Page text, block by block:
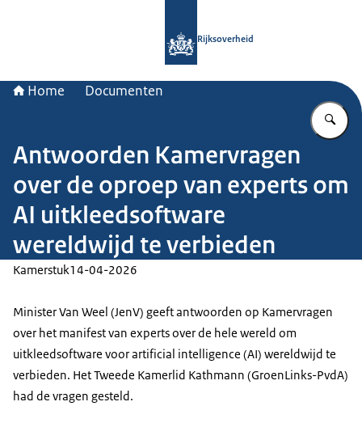
Rijksoverheid
Home Documenten
Antwoorden Kamervragen
over de oproep van experts om
AI uitkleedsoftware
wereldwijd te verbieden
Kamerstuk14-04-2026
Minister Van Weel (JenV) geeft antwoorden op Kamervragen
over het manifest van experts over de hele wereld om
uitkleedsoftware voor artificial intelligence (AI) wereldwijd te
verbieden. Het Tweede Kamerlid Kathmann (GroenLinks-PvdA)
had de vragen gesteld.